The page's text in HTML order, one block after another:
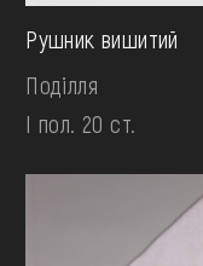
Рушник вишитий
Поділля
І пол. 20 ст.